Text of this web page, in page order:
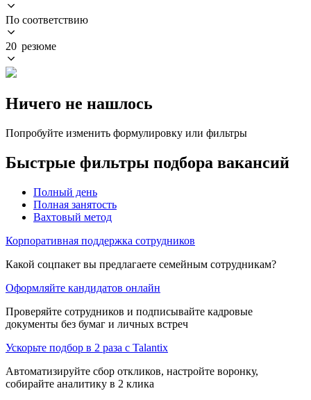
По соответствию
20 резюме
Ничего не нашлось
Попробуйте изменить формулировку или фильтры
Быстрые фильтры подбора вакансий
Полный день
Полная занятость
Вахтовый метод
Корпоративная поддержка сотрудников
Какой соцпакет вы предлагаете семейным сотрудникам?
Оформляйте кандидатов онлайн
Проверяйте сотрудников и подписывайте кадровые
документы без бумаг и личных встреч
Ускорьте подбор в 2 раза с Talantix
Автоматизируйте сбор откликов, настройте воронку,
собирайте аналитику в 2 клика